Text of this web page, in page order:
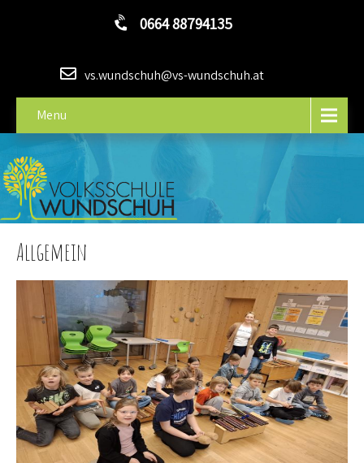
0664 88794135
vs.wundschuh@vs-wundschuh.at
Menu
Allgemein